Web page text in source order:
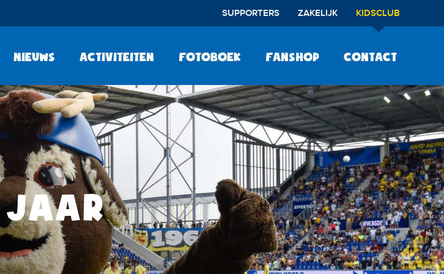
SUPPORTERS ZAKELIJK KIDSCLUB
Nieuws Activiteiten Fotoboek Fanshop Contact
JAAR